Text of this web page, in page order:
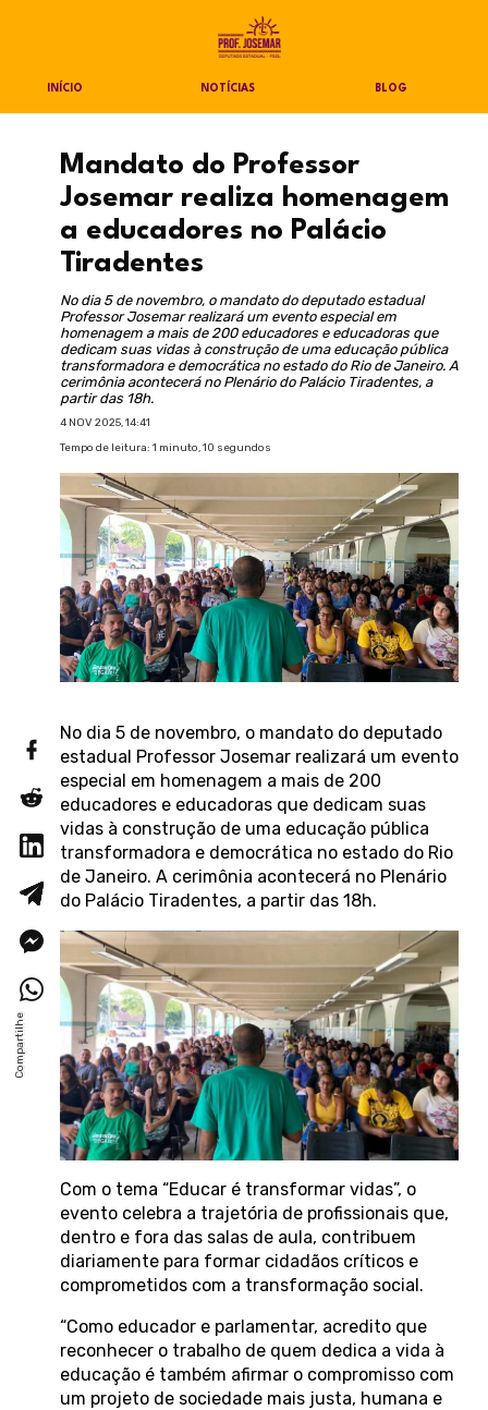
INÍCIO NOTÍCIAS BLOG
Mandato do Professor
Josemar realiza homenagem
a educadores no Palácio
Tiradentes
No dia 5 de novembro, o mandato do deputado estadual
Professor Josemar realizará um evento especial em
homenagem a mais de 200 educadores e educadoras que
dedicam suas vidas à construção de uma educação pública
transformadora e democrática no estado do Rio de Janeiro. A
cerimônia acontecerá no Plenário do Palácio Tiradentes, a
partir das 18h.
4 NOV 2025, 14:41
Tempo de leitura: 1 minuto, 10 segundos
No dia 5 de novembro, o mandato do deputado
estadual Professor Josemar realizará um evento
especial em homenagem a mais de 200
educadores e educadoras que dedicam suas
vidas à construção de uma educação pública
transformadora e democrática no estado do Rio
de Janeiro. A cerimônia acontecerá no Plenário
do Palácio Tiradentes, a partir das 18h.
Com o tema “Educar é transformar vidas”, o
evento celebra a trajetória de profissionais que,
dentro e fora das salas de aula, contribuem
diariamente para formar cidadãos críticos e
comprometidos com a transformação social.
“Como educador e parlamentar, acredito que
reconhecer o trabalho de quem dedica a vida à
educação é também afirmar o compromisso com
um projeto de sociedade mais justa, humana e